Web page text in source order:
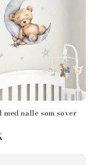
med nalle som sover